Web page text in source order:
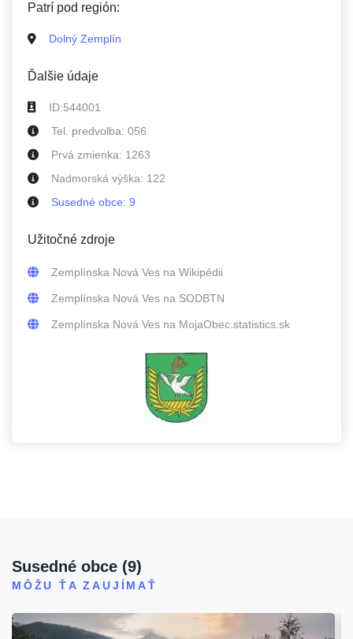
Patrí pod región:
Dolný Zemplín
Ďalšie údaje
ID:544001
Tel. predvolba: 056
Prvá zmienka: 1263
Nadmorská výška: 122
Susedné obce: 9
Užitočné zdroje
Zemplínska Nová Ves na Wikipédii
Zemplínska Nová Ves na SODBTN
Zemplínska Nová Ves na MojaObec.statistics.sk
Susedné obce (9)
MÔŽU ŤA ZAUJÍMAŤ